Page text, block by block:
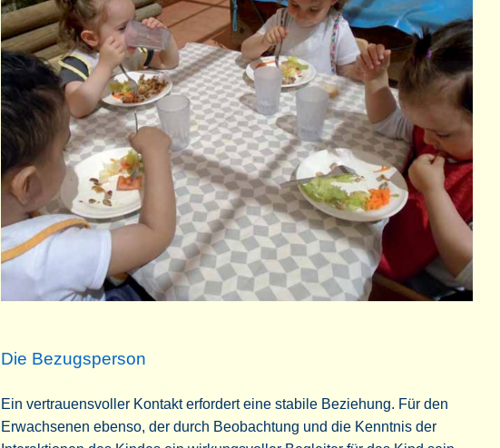
Die Bezugsperson
Ein vertrauensvoller Kontakt erfordert eine stabile Beziehung. Für den
Erwachsenen ebenso, der durch Beobachtung und die Kenntnis der